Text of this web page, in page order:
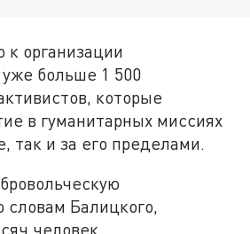
организации
больше 1 500
которые
в гуманитарных миссиях
так и за его пределами.
словам Балицкого,
человек.